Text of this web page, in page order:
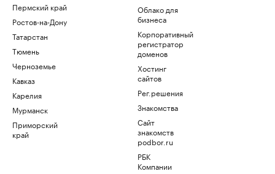
Пермский край
Ростов-на-Дону
Татарстан
Тюмень
Черноземье
Кавказ
Карелия
Мурманск
Приморский
край
Облако для
бизнеса
Корпоративный
регистратор
доменов
Хостинг
сайтов
Рег.решения
Знакомства
Сайт
знакомств
podbor.ru
РБК
Компании